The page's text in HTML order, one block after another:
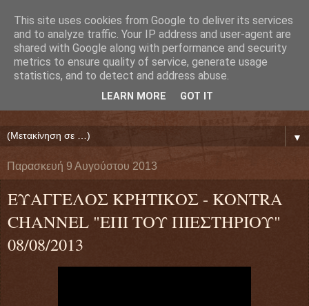
Ευάγγελος Κρητικός
ΠΡΟΕΔΡΟΣ ΕΘΝΙΚΗΣ ΟΜΟΣΠΟΝΔΙΑΣ ΔΑΝΕΙΟΛΗΠΤΩΝ
▼
Παρασκευή 9 Αυγούστου 2013
ΕΥΑΓΓΕΛΟΣ ΚΡΗΤΙΚΟΣ - KONTRA
CHANNEL "ΕΠΙ ΤΟΥ ΠΙΕΣΤΗΡΙΟΥ"
08/08/2013
This site uses cookies from Google to deliver its services
and to analyze traffic. Your IP address and user-agent are
shared with Google along with performance and security
metrics to ensure quality of service, generate usage
statistics, and to detect and address abuse.
LEARN MORE GOT IT